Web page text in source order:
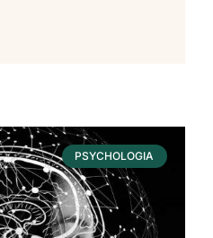
PSYCHOLOGIA